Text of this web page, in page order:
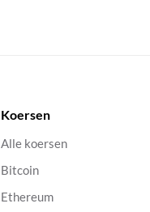
Koersen
Alle koersen
Bitcoin
Ethereum